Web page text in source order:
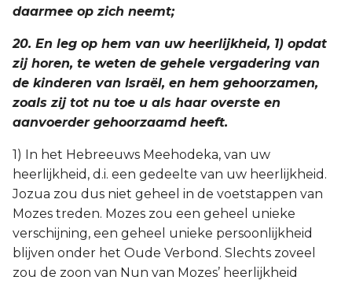
daarmee op zich neemt;
20. En leg op hem van uw heerlijkheid, 1) opdat
zij horen, te weten de gehele vergadering van
de kinderen van Israël, en hem gehoorzamen,
zoals zij tot nu toe u als haar overste en
aanvoerder gehoorzaamd heeft.
1) In het Hebreeuws Meehodeka, van uw
heerlijkheid, d.i. een gedeelte van uw heerlijkheid.
Jozua zou dus niet geheel in de voetstappen van
Mozes treden. Mozes zou een geheel unieke
verschijning, een geheel unieke persoonlijkheid
blijven onder het Oude Verbond. Slechts zoveel
zou de zoon van Nun van Mozes’ heerlijkheid